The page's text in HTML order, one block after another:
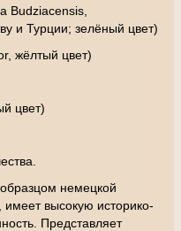
Budziacensis,
и Турции; зелёный цвет)
жёлтый цвет)
цвет)
немецкой
имеет высокую историко-
Представляет